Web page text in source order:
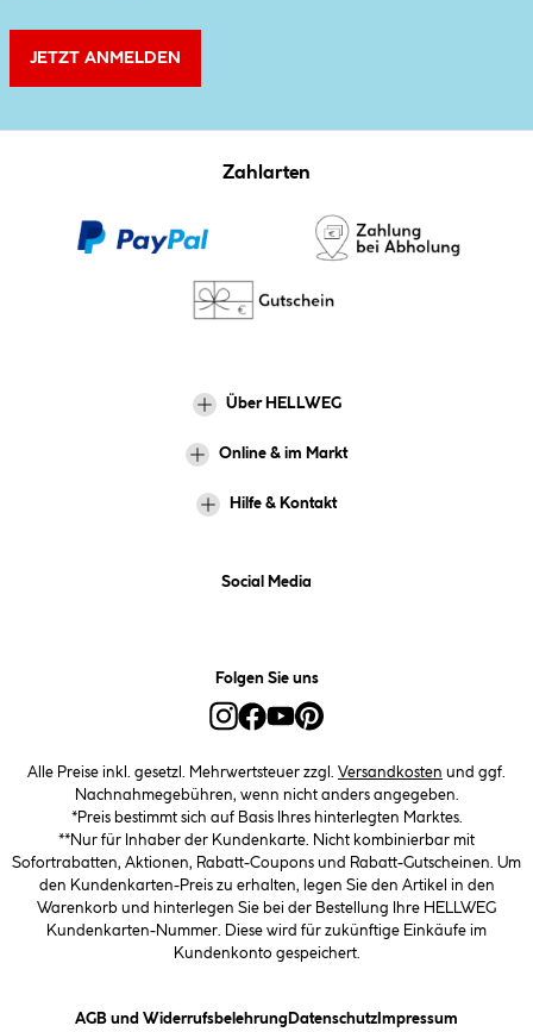
JETZT ANMELDEN
Zahlarten
Über HELLWEG
Online & im Markt
Hilfe & Kontakt
Social Media
Folgen Sie uns
Alle Preise inkl. gesetzl. Mehrwertsteuer zzgl. Versandkosten und ggf.
Nachnahmegebühren, wenn nicht anders angegeben.
*Preis bestimmt sich auf Basis Ihres hinterlegten Marktes.
**Nur für Inhaber der Kundenkarte. Nicht kombinierbar mit
Sofortrabatten, Aktionen, Rabatt-Coupons und Rabatt-Gutscheinen. Um
den Kundenkarten-Preis zu erhalten, legen Sie den Artikel in den
Warenkorb und hinterlegen Sie bei der Bestellung Ihre HELLWEG
Kundenkarten-Nummer. Diese wird für zukünftige Einkäufe im
Kundenkonto gespeichert.
AGB und Widerrufsbelehrung (öffnet ein Dialogfeld)
Datenschutz(öffnet ein Dialogfeld)
Impressum